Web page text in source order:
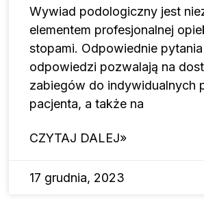
Wywiad podologiczny jest
elementem profesjonalnej
stopami. Odpowiednie
odpowiedzi pozwalają na
zabiegów do indywidualnych
pacjenta, a także na
CZYTAJ DALEJ»
17 grudnia, 2023